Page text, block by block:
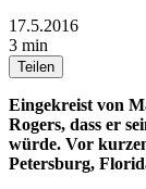
17.5.2016
3 min
Teilen
Eingekreist von
Rogers, dass er
würde. Vor
Petersburg,